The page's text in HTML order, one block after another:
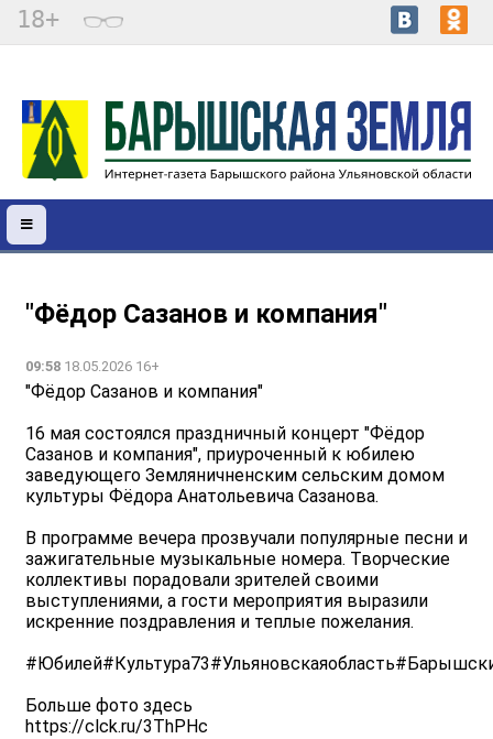
18+
"Фёдор Сазанов и компания"
09:58 18.05.2026 16+
"Фёдор Сазанов и компания"
16 мая состоялся праздничный концерт "Фёдор
Сазанов и компания", приуроченный к юбилею
заведующего Земляничненским сельским домом
культуры Фёдора Анатольевича Сазанова.
В программе вечера прозвучали популярные песни и
зажигательные музыкальные номера. Творческие
коллективы порадовали зрителей своими
выступлениями, а гости мероприятия выразили
искренние поздравления и теплые пожелания.
Больше фото здесь
https://clck.ru/3ThPHc